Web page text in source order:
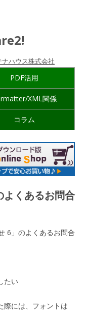
ナハウス株式会社
PDF活用
XML関係
コラム
よくあるお問合
6」のよくあるお問合
たい
際には、フォントは